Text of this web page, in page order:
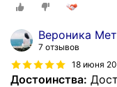
Вероника
7 отзывов
18 июня
Достоинства: